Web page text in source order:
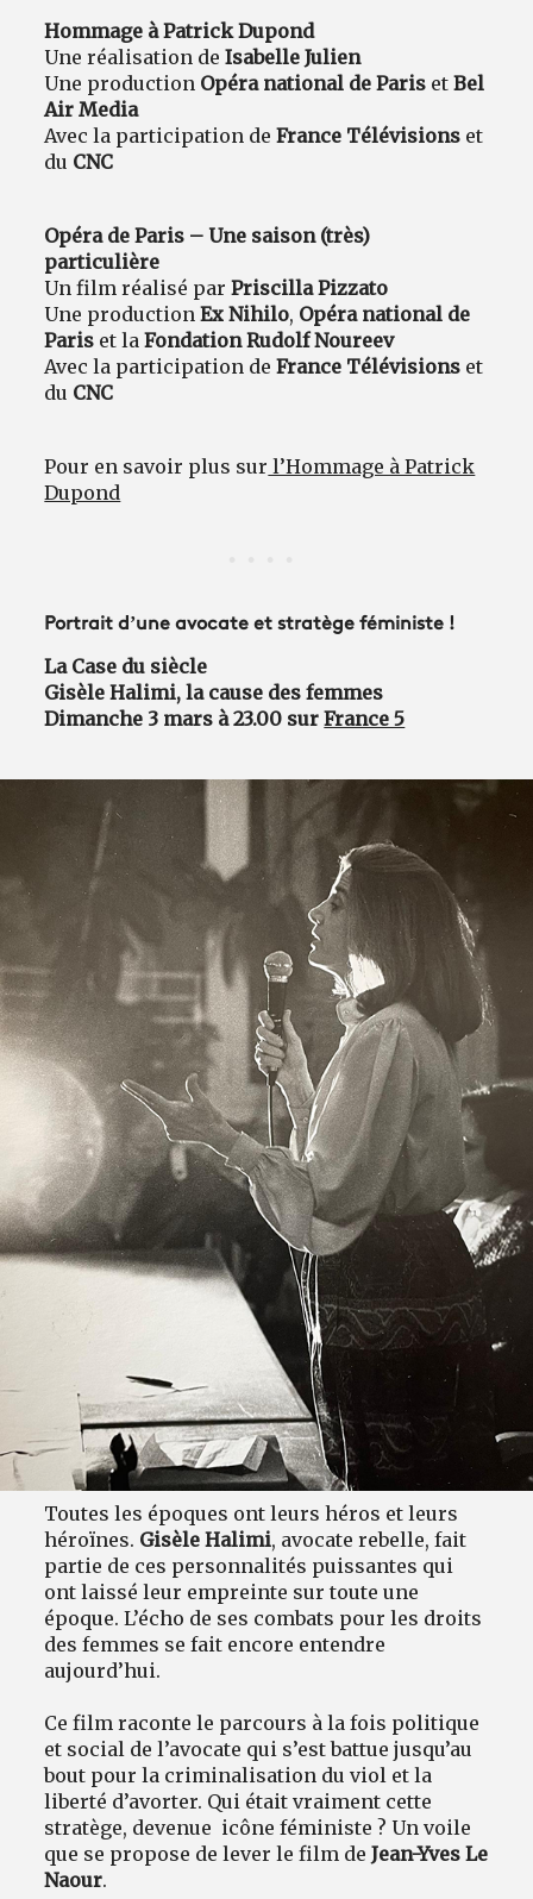
Hommage à Patrick Dupond
Une réalisation deIsabelle Julien
Une production Opéra national de Paris etBel
Air Media
Avec la participation deFrance Télévisions et
du CNC
Opéra de Paris – Une saison (très)
particulière
Un film réalisé parPriscilla Pizzato
Une productionEx Nihilo, Opéra national de
Paris et laFondation Rudolf Noureev
Avec la participation deFrance Télévisions et
du CNC
Pour en savoir plus sur l’Hommage à Patrick
Dupond
Portrait d’une avocate et stratège féministe !
La Case du siècle
Gisèle Halimi, la cause des femmes
Dimanche 3 mars à 23.00 surFrance 5
Toutes les époques ont leurs héros et leurs
héroïnes. Gisèle Halimi, avocate rebelle, fait
partie de ces personnalités puissantes qui
ont laissé leur empreinte sur toute une
époque. L’écho de ses combats pour les droits
des femmes se fait encore entendre
aujourd’hui.
Ce film raconte le parcours à la fois politique
et social de l’avocate qui s’est battue jusqu’au
bout pour la criminalisation du viol et la
liberté d’avorter. Qui était vraiment cette
stratège, devenue icône féministe ? Un voile
que se propose de lever le film deJean-Yves Le
Naour.